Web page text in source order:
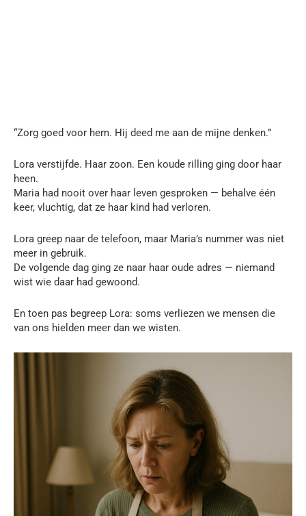
“Zorg goed voor hem. Hij deed me aan de mijne denken.”
Lora verstijfde. Haar zoon. Een koude rilling ging door haar
heen.
Maria had nooit over haar leven gesproken — behalve één
keer, vluchtig, dat ze haar kind had verloren.
Lora greep naar de telefoon, maar Maria’s nummer was niet
meer in gebruik.
De volgende dag ging ze naar haar oude adres — niemand
wist wie daar had gewoond.
En toen pas begreep Lora: soms verliezen we mensen die
van ons hielden meer dan we wisten.